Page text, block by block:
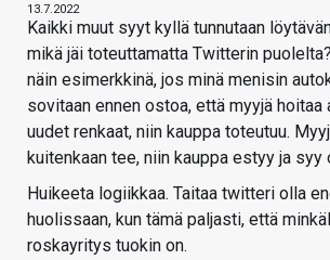
13.7.2022
Kaikki muut syyt kyllä tunnutaan
mikä jäi toteuttamatta Twitterin
näin esimerkkinä, jos minä menisin
sovitaan ennen ostoa, että myyjä hoitaa
uudet renkaat, niin kauppa toteutuu.
kuitenkaan tee, niin kauppa estyy ja syy
Huikeeta logiikkaa. Taitaa twitteri olla
huolissaan, kun tämä paljasti, että
roskayritys tuokin on.